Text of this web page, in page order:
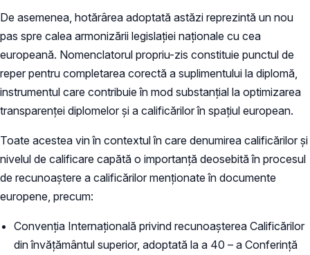
De asemenea, hotărârea adoptată astăzi reprezintă un nou
pas spre calea armonizării legislației naționale cu cea
europeană. Nomenclatorul propriu-zis constituie punctul de
reper pentru completarea corectă a suplimentului la diplomă,
instrumentul care contribuie în mod substanțial la optimizarea
transparenței diplomelor și a calificărilor în spațiul european.
Toate acestea vin în contextul în care denumirea calificărilor și
nivelul de calificare capătă o importanță deosebită în procesul
de recunoaștere a calificărilor menționate în documente
europene, precum:
Convenția Internațională privind recunoașterea Calificărilor
din învățământul superior, adoptată la a 40 – a Conferință